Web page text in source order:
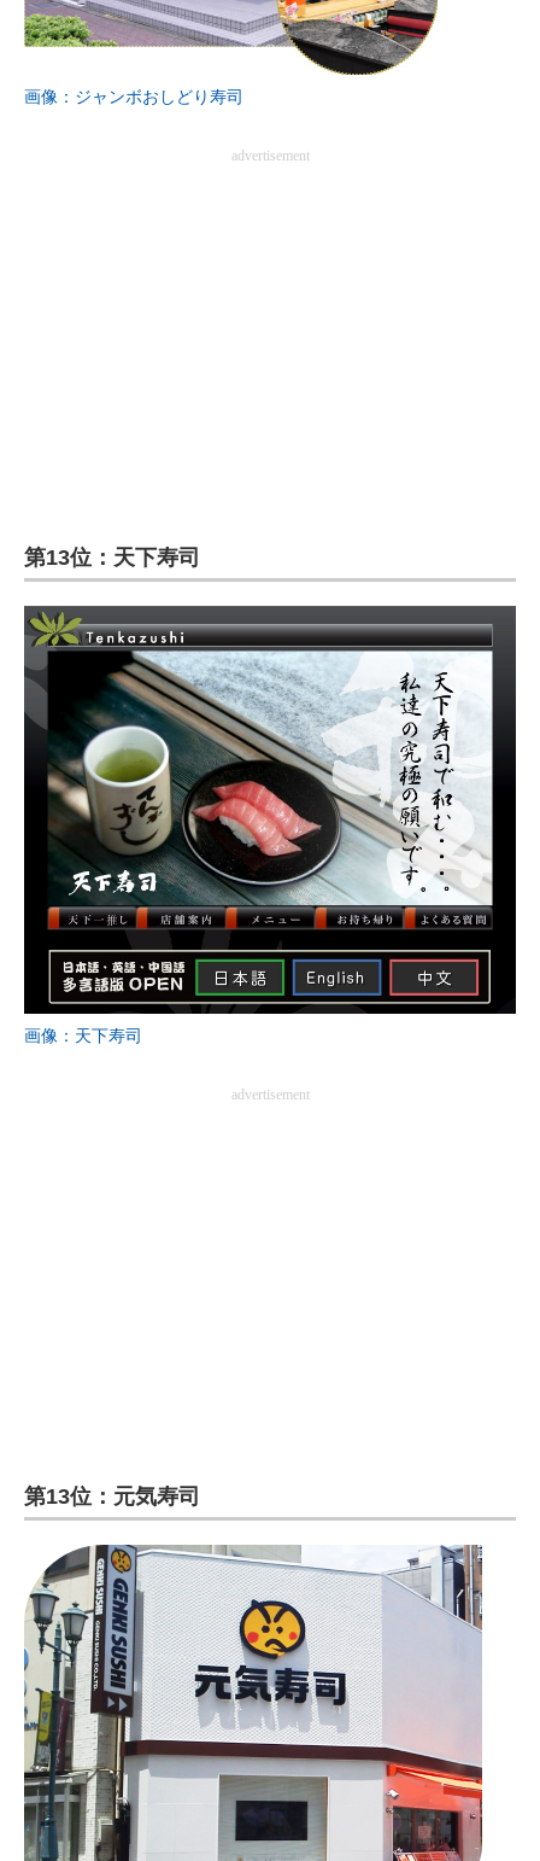
AI活用のいまが分かる
マーケ×ITの今がよく分かる
エネルギーの専門メディア
建設×テクノロジーの最前線
ちょっと気になるネットの話題
画像：ジャンボおしどり寿司
advertisement
第13位：天下寿司
画像：天下寿司
advertisement
第13位：元気寿司